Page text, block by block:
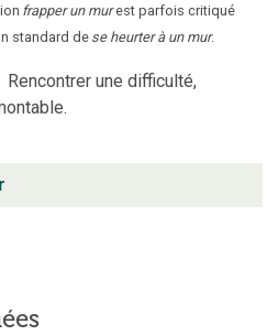
frapper un murest parfois critiqué
standard de se heurter à un mur.
Rencontrer une difficulté,